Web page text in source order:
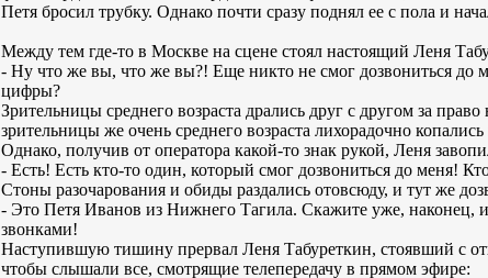
Петя бросил трубку. Однако почти сразу поднял ее с пола и
Между тем где-то в Москве на сцене стоял настоящий Леня
- Ну что же вы, что же вы?! Еще никто не смог дозвониться до
цифры?
Зрительницы среднего возраста дрались друг с другом за
зрительницы же очень среднего возраста лихорадочно
Однако, получив от оператора какой-то знак рукой, Леня
- Есть! Есть кто-то один, который смог дозвониться до меня!
Стоны разочарования и обиды раздались отовсюду, и тут же
- Это Петя Иванов из Нижнего Тагила. Скажите уже, наконец,
звонками!
Наступившую тишину прервал Леня Табуреткин, стоявший с
чтобы слышали все, смотрящие телепередачу в прямом эфире: